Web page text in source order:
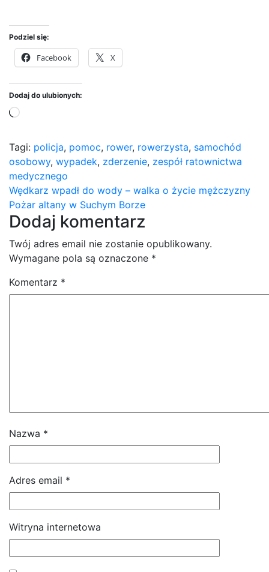
Podziel się:
Facebook X
Dodaj do ulubionych:
Wczytywanie…
Tagi: policja, pomoc, rower, rowerzysta, samochód
osobowy, wypadek, zderzenie, zespół ratownictwa
medycznego
Nawigacja
wpisu
Wędkarz wpadł do wody – walka o życie mężczyzny
Pożar altany w Suchym Borze
Dodaj komentarz
Twój adres email nie zostanie opublikowany.
Wymagane pola są oznaczone *
Komentarz *
Nazwa *
Adres email *
Witryna internetowa